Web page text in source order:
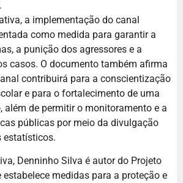
a implementação do canal
como medida para garantir a
a punição dos agressores e a
casos. O documento também afirma
contribuirá para a conscientização
e para o fortalecimento de uma
além de permitir o monitoramento e a
públicas por meio da divulgação
estatísticos.
Denninho Silva é autor do Projeto
medidas para a proteção e